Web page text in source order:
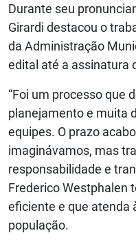
Durante seu
Girardi destacou o
da Administração
edital até a assinatura
“Foi um processo que
planejamento e muita
equipes. O prazo
imaginávamos, mas
responsabilidade e
Frederico Westphalen
eficiente e que atenda
população.